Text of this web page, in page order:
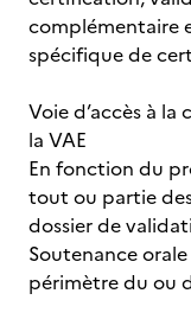
complémentaire
spécifique de
Voie d’accès à
la VAE
En fonction du
tout ou partie
dossier de
Soutenance
périmètre du ou